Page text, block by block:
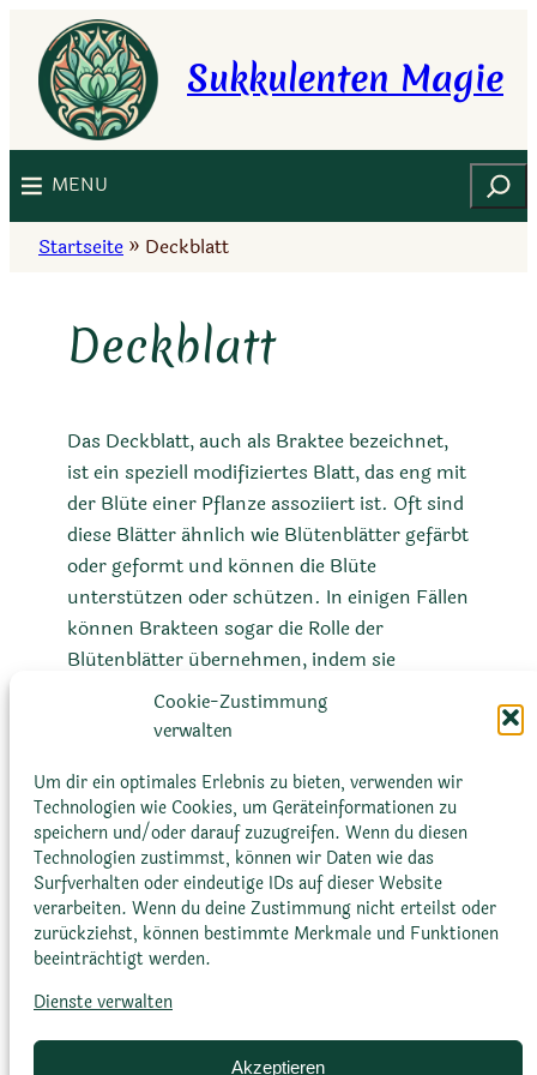
Cookie-Zustimmung
verwalten
Um dir ein optimales Erlebnis zu bieten, verwenden wir
Technologien wie Cookies, um Geräteinformationen zu
speichern und/oder darauf zuzugreifen. Wenn du diesen
Technologien zustimmst, können wir Daten wie das
Surfverhalten oder eindeutige IDs auf dieser Website
verarbeiten. Wenn du deine Zustimmung nicht erteilst oder
zurückziehst, können bestimmte Merkmale und Funktionen
beeinträchtigt werden.
Dienste verwalten
Akzeptieren
Inhalt
springen
Sukkulenten Magie
MENU Suchen
Startseite » Deckblatt
Deckblatt
Das Deckblatt, auch als Braktee bezeichnet,
ist ein speziell modifiziertes Blatt, das eng mit
der Blüte einer Pflanze assoziiert ist. Oft sind
diese Blätter ähnlich wie Blütenblätter gefärbt
oder geformt und können die Blüte
unterstützen oder schützen. In einigen Fällen
können Brakteen sogar die Rolle der
Blütenblätter übernehmen, indem sie
Bestäuber anlocken. Bei manchen
Pflanzenarten, einschließlich einiger Kakteen
beeindruckenden und auffälligen Strukturen
heranwachsen.